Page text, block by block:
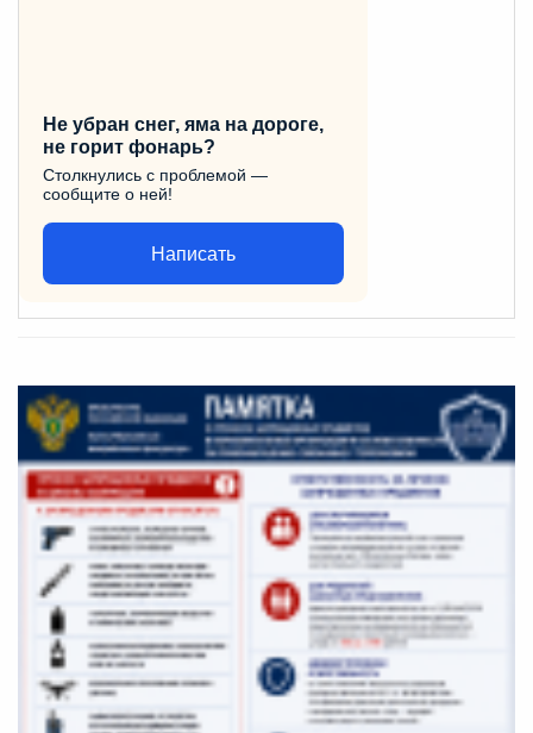
Не убран снег, яма на дороге,
не горит фонарь?
Столкнулись с проблемой —
сообщите о ней!
Написать